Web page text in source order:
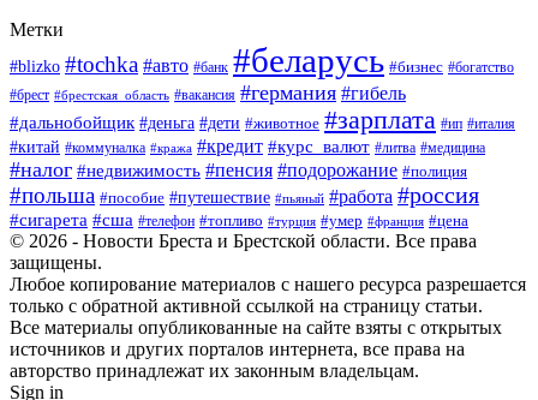
Метки
#blizko #tochka #авто #банк #беларусь #бизнес #богатство
#брест #брестская_область #вакансия #германия #гибель
#дальнобойщик #деньга #дети #животное #зарплата #ип #италия
#китай #коммуналка #кража #кредит #курс_валют #литва #медицина
#налог #недвижимость #пенсия #подорожание #полиция
#польша #пособие #путешествие #пьяный #работа #россия
#сигарета #сша #телефон #топливо #турция #умер #франция #цена
© 2026 - Новости Бреста и Брестской области. Все права
защищены.
Любое копирование материалов с нашего ресурса разрешается
только с обратной активной ссылкой на страницу статьи.
Все материалы опубликованные на сайте взяты с открытых
источников и других порталов интернета, все права на
авторство принадлежат их законным владельцам.
Sign in